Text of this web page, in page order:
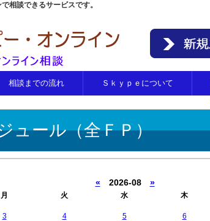
相談できるサービスです。
相談までの流れ Ｓｋｙｐｅについて
ュール（全ＦＰ）
« 2026-08 »
月 火 水 木
3 4 5 6